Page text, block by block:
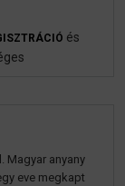
és
Magyar anyany
eve megkapt